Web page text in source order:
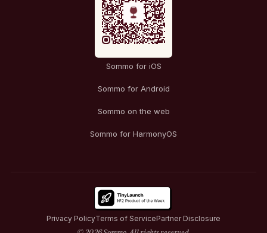
Sommo for iOS
Sommo for Android
Sommo on the web
Sommo for HarmonyOS
Privacy PolicyTerms of ServicePartner Disclosure